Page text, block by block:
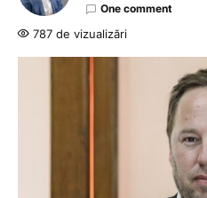
One comment
787 de vizualizări